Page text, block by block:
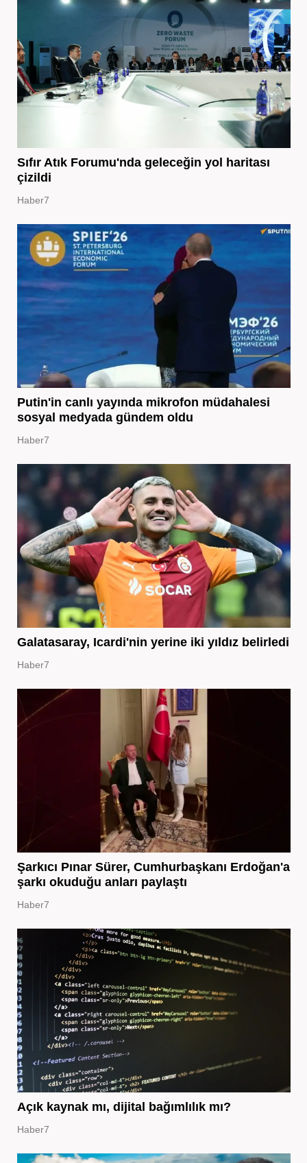
Sıfır Atık Forumu'nda geleceğin yol haritası
çizildi
Haber7
Putin'in canlı yayında mikrofon müdahalesi
sosyal medyada gündem oldu
Haber7
Galatasaray, Icardi'nin yerine iki yıldız belirledi
Haber7
Şarkıcı Pınar Sürer, Cumhurbaşkanı Erdoğan'a
şarkı okuduğu anları paylaştı
Haber7
Açık kaynak mı, dijital bağımlılık mı?
Haber7